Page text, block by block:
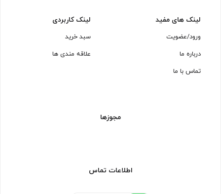
لینک های مفید
ورود/عضویت
درباره ما
تماس با ما
لینک کاربردی
سبد خرید
علاقه مندی ها
مجوزها
اطلاعات تماس